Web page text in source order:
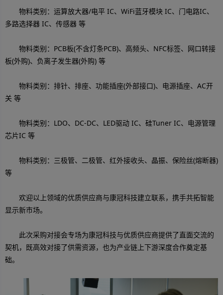
物料类别：运算放大器/电平 IC、WiFi蓝牙模块 IC、门电路IC、
多路选择器 IC、传感器 等
物料类别：PCB板(不含灯条PCB)、高频头、NFC标签、网口转接
板(外购)、负离子发生器(外购) 等
物料类别：排针、排座、功能插座(外部接口)、电源插座、AC开
关 等
物料类别：LDO、DC-DC、LED驱动 IC、硅Tuner IC、电源管理
芯片IC 等
物料类别：三极管、二极管、红外接收头、晶振、保险丝(熔断器)
等
欢迎以上领域的优质供应商与康冠科技建立联系，携手共拓智能
显示新市场。
此次采购对接会专场为康冠科技与优质供应商提供了直面交流的
契机，既高效对接了供需资源，也为产业链上下游深度合作奠定基
础。